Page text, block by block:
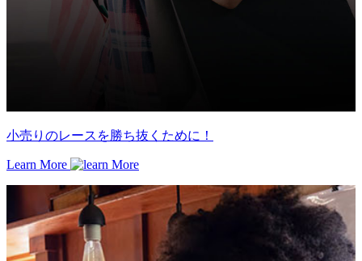
小売りのレースを勝ち抜くために！
Learn More